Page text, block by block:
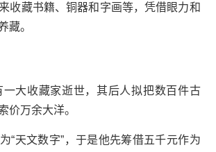
收藏书籍、铜器和字画等，凭借眼力和
藏。
一大收藏家逝世，其后人拟把数百件古
价万余大洋。
“天文数字”，于是他先筹借五千元作为